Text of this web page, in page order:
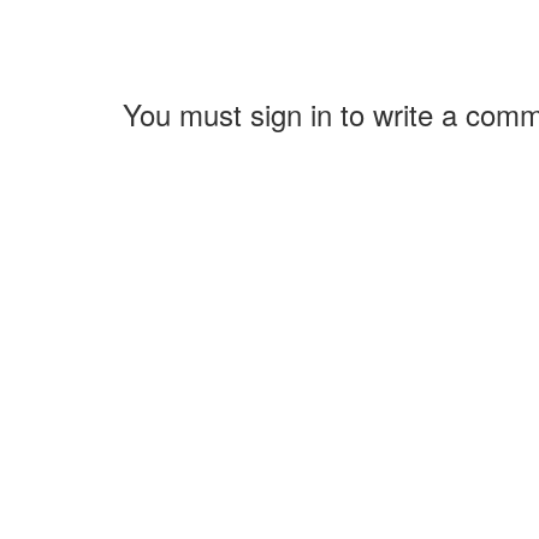
You must sign in to write a